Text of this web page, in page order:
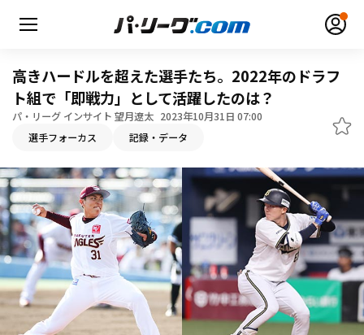
無料アカウント登録
HOME
動画
日程・結果
順位表･成績
高きハードルを超えた選手たち。2022年のドラフ
ト組で「即戦力」として活躍したのは？
パ・リーグ インサイト 望月遼太 2023年10月31日 07:00
選手フォーカス 記録・データ